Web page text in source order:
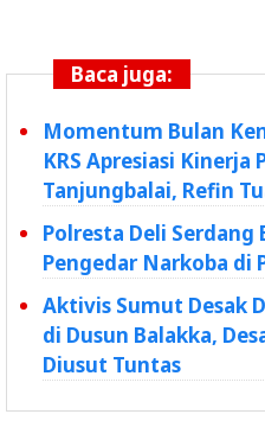
Baca juga:
Momentum Bulan
KRS Apresiasi Kinerja
Tanjungbalai, Refin
Polresta Deli Serdang
Pengedar Narkoba di
Aktivis Sumut Desak
di Dusun Balakka,
Diusut Tuntas